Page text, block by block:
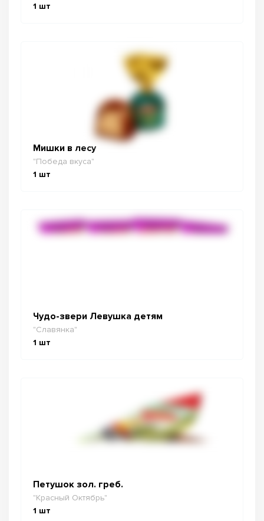
1 шт
Мишки в лесу
"Победа вкуса"
1 шт
Чудо-звери Левушка детям
"Славянка"
1 шт
Петушок зол. греб.
"Красный Октябрь"
1 шт